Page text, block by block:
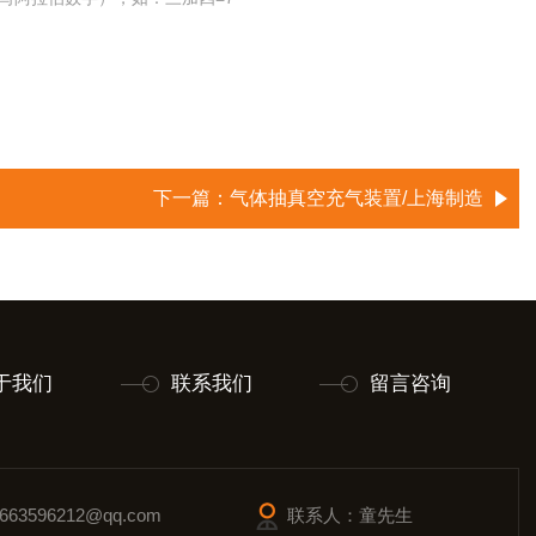
下一篇： 气体抽真空充气装置/上海制造
我们 联系我们 留言咨询
联系人：童先生